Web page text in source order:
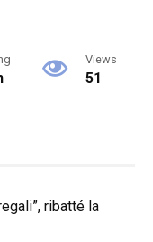
Views
51
ribatté la